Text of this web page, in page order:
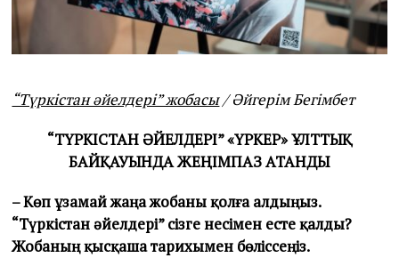
“Түркістан әйелдері” жобасы/ Әйгерім Бегімбет
“ТҮРКІСТАН ӘЙЕЛДЕРІ” «ҮРКЕР» ҰЛТТЫҚ
БАЙҚАУЫНДА ЖЕҢІМПАЗ АТАНДЫ
– Көп ұзамай жаңа жобаны қолға алдыңыз.
“Түркістан әйелдері” сізге несімен есте қалды?
Жобаның қысқаша тарихымен бөліссеңіз.